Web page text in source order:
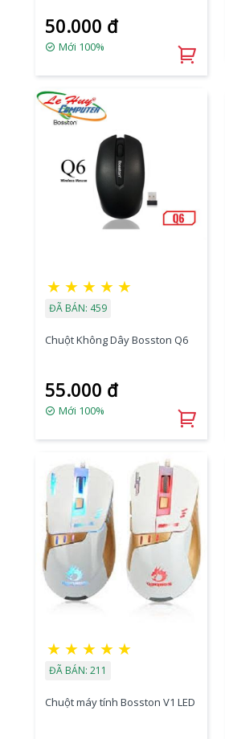
50.000 đ
Mới 100%
★ ★ ★ ★ ★
ĐÃ BÁN: 459
Chuột Không Dây Bosston Q6
55.000 đ
Mới 100%
★ ★ ★ ★ ★
ĐÃ BÁN: 211
Chuột máy tính Bosston V1 LED